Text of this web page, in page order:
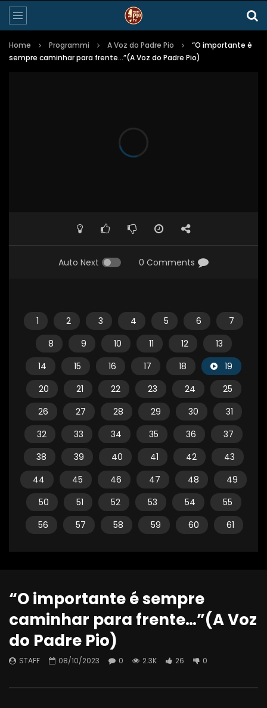
Home Programmi A Voz do Padre Pio
“O importante é
sempre caminhar para frente…”(A Voz do Padre Pio)
Auto Next 0 Comments
1 2 3 4 5 6
7
8
9 10 11 12
13
14
15 16 17 18
19
20
21 22 23 24
25
26
27 28 29 30
31
32
33 34 35 36
37
38
39 40 41 42
43
44
45 46 47 48
49
50
51 52 53 54
55
56
57 58 59 60 61
“O importante é sempre
caminhar para frente…”(A Voz
do Padre Pio)
STAFF 08/10/2023 0 2.3K 26 0